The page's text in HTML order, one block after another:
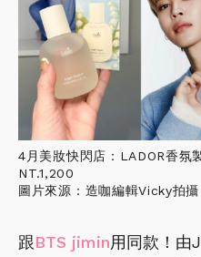
4月美妝快閃店：LADOR香
NT.1,200
圖片來源：造咖編輯Vicky拍攝
跟BTS jimin用同款！由